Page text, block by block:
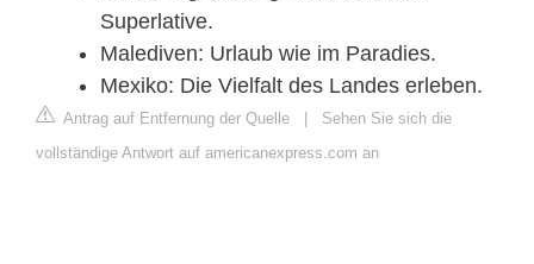
Superlative.
Malediven: Urlaub wie im Paradies.
Mexiko: Die Vielfalt des Landes erleben.
Antrag auf Entfernung der Quelle | Sehen Sie sich die
vollständige Antwort auf americanexpress.com an